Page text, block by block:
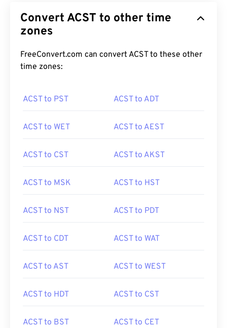
Convert ACST to other time
zones
FreeConvert.com can convert ACST to these other
time zones:
ACST to PST ACST to ADT
ACST to WET ACST to AEST
ACST to CST ACST to AKST
ACST to MSK ACST to HST
ACST to NST ACST to PDT
ACST to CDT ACST to WAT
ACST to AST ACST to WEST
ACST to HDT ACST to CST
ACST to BST ACST to CET